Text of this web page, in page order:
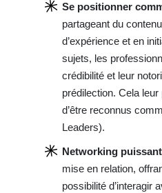
Se positionner
partageant du
d’expérience et en
sujets, les
crédibilité et leur
prédilection. Cela
d’être reconnus
Leaders).
Networking puissant
mise en relation,
possibilité d’interagir